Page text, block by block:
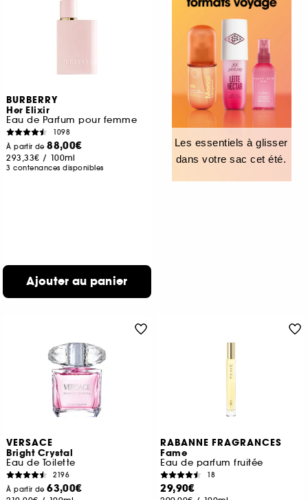
BURBERRY
Her Elixir
Eau de Parfum pour femme
1098
À partir de88,00€
293,33€ / 100ml
3 contenances disponibles
Ajouter au panier
Les essentiels à glisser
dans votre sac cet été.
VERSACE
Bright Crystal
Eau de Toilette
2196
À partir de63,00€
RABANNE FRAGRANCES
Fame
Eau de parfum fruitée
18
29,90€